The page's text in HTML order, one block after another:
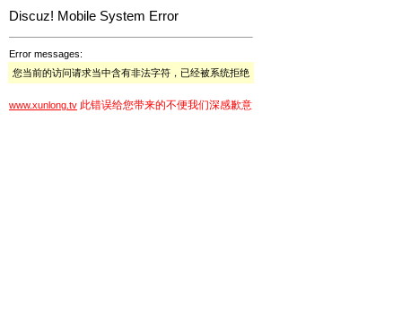
Discuz! Mobile System Error
Error messages:
您当前的访问请求当中含有非法字符，已经被系统拒绝
www.xunlong.tv 此错误给您带来的不便我们深感歉意